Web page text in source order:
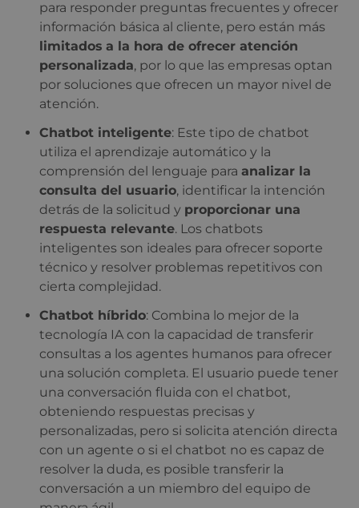
para responder preguntas frecuentes y ofrecer
información básica al cliente, pero están más
limitados a la hora de ofrecer atención
personalizada, por lo que las empresas optan
por soluciones que ofrecen un mayor nivel de
atención.
Chatbot inteligente: Este tipo de chatbot
utiliza el aprendizaje automático y la
comprensión del lenguaje para analizar la
consulta del usuario, identificar la intención
detrás de la solicitud y proporcionar una
respuesta relevante. Los chatbots
inteligentes son ideales para ofrecer soporte
técnico y resolver problemas repetitivos con
cierta complejidad.
Chatbot híbrido: Combina lo mejor de la
tecnología IA con la capacidad de transferir
consultas a los agentes humanos para ofrecer
una solución completa. El usuario puede tener
una conversación fluida con el chatbot,
obteniendo respuestas precisas y
personalizadas, pero si solicita atención directa
con un agente o si el chatbot no es capaz de
resolver la duda, es posible transferir la
conversación a un miembro del equipo de